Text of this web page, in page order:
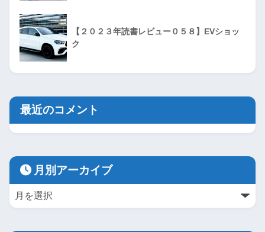
【２０２３年読書レビュー０５８】EVショッ
ク
最近のコメント
月別アーカイブ